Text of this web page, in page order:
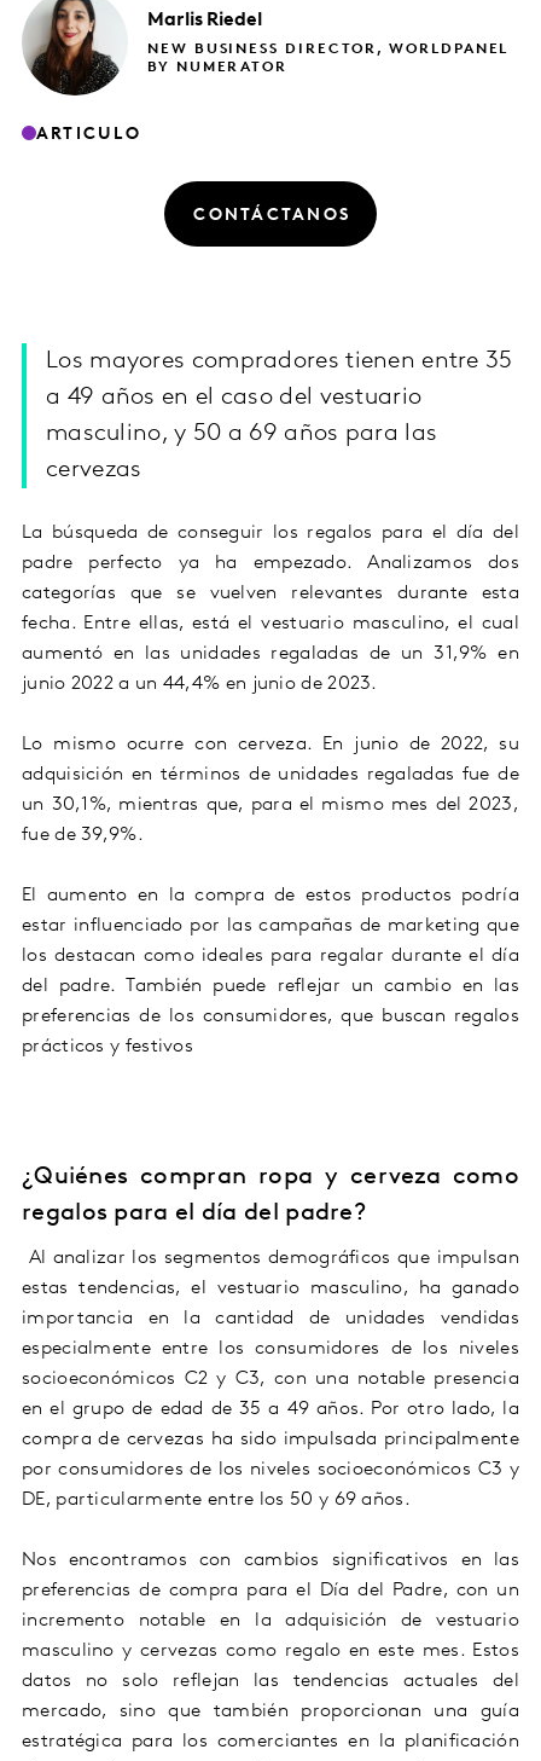
Marlis Riedel
NEW BUSINESS DIRECTOR, WORLDPANEL
BY NUMERATOR
ARTICULO
CONTÁCTANOS
Los mayores compradores tienen entre 35
a 49 años en el caso del vestuario
masculino, y 50 a 69 años para las
cervezas
La búsqueda de conseguir los regalos para el día del
padre perfecto ya ha empezado. Analizamos dos
categorías que se vuelven relevantes durante esta
fecha. Entre ellas, está el vestuario masculino, el cual
aumentó en las unidades regaladas de un 31,9% en
junio 2022 a un 44,4% en junio de 2023.
Lo mismo ocurre con cerveza. En junio de 2022, su
adquisición en términos de unidades regaladas fue de
un 30,1%, mientras que, para el mismo mes del 2023,
fue de 39,9%.
El aumento en la compra de estos productos podría
estar influenciado por las campañas de marketing que
los destacan como ideales para regalar durante el día
del padre. También puede reflejar un cambio en las
preferencias de los consumidores, que buscan regalos
prácticos y festivos
¿Quiénes compran ropa y cerveza como
regalos para el día del padre?
Al analizar los segmentos demográficos que impulsan
estas tendencias, el vestuario masculino, ha ganado
importancia en la cantidad de unidades vendidas
especialmente entre los consumidores de los niveles
socioeconómicos C2 y C3, con una notable presencia
en el grupo de edad de 35 a 49 años. Por otro lado, la
compra de cervezas ha sido impulsada principalmente
por consumidores de los niveles socioeconómicos C3 y
DE, particularmente entre los 50 y 69 años.
Nos encontramos con cambios significativos en las
preferencias de compra para el Día del Padre, con un
incremento notable en la adquisición de vestuario
masculino y cervezas como regalo en este mes. Estos
datos no solo reflejan las tendencias actuales del
mercado, sino que también proporcionan una guía
estratégica para los comerciantes en la planificación